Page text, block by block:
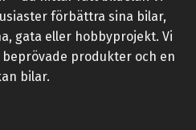
förbättra sina bilar,
gata eller hobbyprojekt. Vi
produkter och en
bilar.